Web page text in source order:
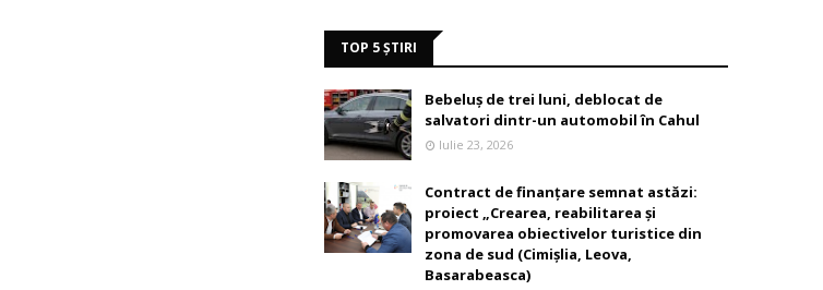
TOP 5 ȘTIRI
Bebeluș de trei luni, deblocat de
salvatori dintr-un automobil în Cahul
Iulie 23, 2026
Contract de finanțare semnat astăzi:
proiect „Crearea, reabilitarea și
promovarea obiectivelor turistice din
zona de sud (Cimișlia, Leova,
Basarabeasca)